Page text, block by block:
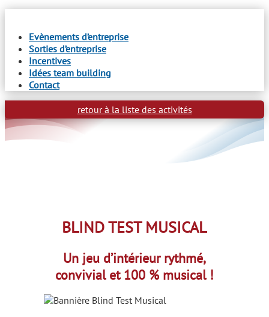
Evènements d’entreprise
Sorties d’entreprise
Incentives
Idées team building
Contact
retour à la liste des activités
BLIND TEST MUSICAL
Un jeu d’intérieur rythmé,
convivial et 100 % musical !